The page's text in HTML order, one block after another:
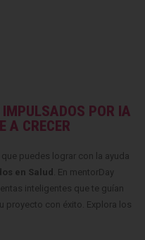
POR IA
A CRECER
puedes lograr con la ayuda
en Salud . En mentorDay
inteligentes que te guían
proyecto con éxito. Explora los